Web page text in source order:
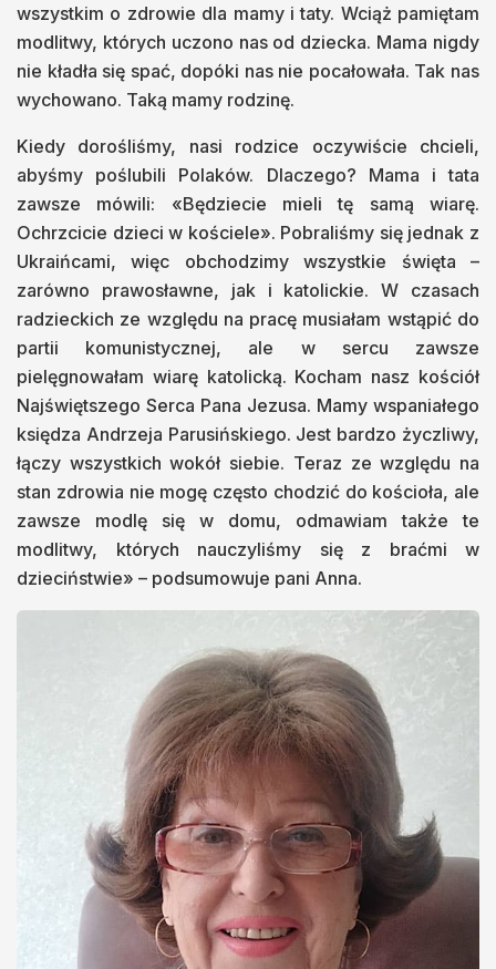
wszystkim o zdrowie dla mamy i taty. Wciąż pamiętam
modlitwy, których uczono nas od dziecka. Mama nigdy
nie kładła się spać, dopóki nas nie pocałowała. Tak nas
wychowano. Taką mamy rodzinę.
Kiedy dorośliśmy, nasi rodzice oczywiście chcieli,
abyśmy poślubili Polaków. Dlaczego? Mama i tata
zawsze mówili: «Będziecie mieli tę samą wiarę.
Ochrzcicie dzieci w kościele». Pobraliśmy się jednak z
Ukraińcami, więc obchodzimy wszystkie święta –
zarówno prawosławne, jak i katolickie. W czasach
radzieckich ze względu na pracę musiałam wstąpić do
partii komunistycznej, ale w sercu zawsze
pielęgnowałam wiarę katolicką. Kocham nasz kościół
Najświętszego Serca Pana Jezusa. Mamy wspaniałego
księdza Andrzeja Parusińskiego. Jest bardzo życzliwy,
łączy wszystkich wokół siebie. Teraz ze względu na
stan zdrowia nie mogę często chodzić do kościoła, ale
zawsze modlę się w domu, odmawiam także te
modlitwy, których nauczyliśmy się z braćmi w
dzieciństwie» – podsumowuje pani Anna.